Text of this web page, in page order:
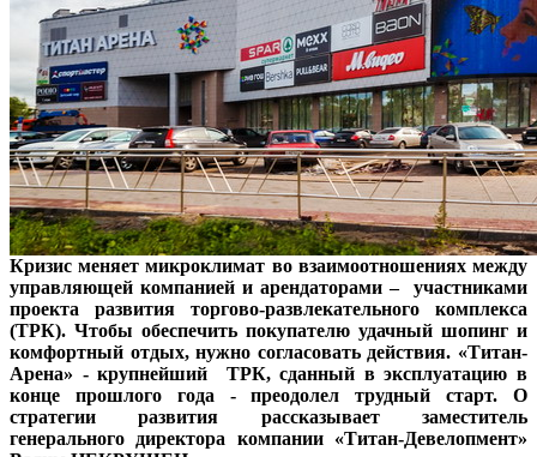
Кризис меняет микроклимат во взаимоотношениях между
управляющей компанией и арендаторами – участниками
проекта развития торгово-развлекательного комплекса
(ТРК). Чтобы обеспечить покупателю удачный шопинг и
комфортный отдых, нужно согласовать действия. «Титан-
Арена» - крупнейший ТРК, сданный в эксплуатацию в
конце прошлого года - преодолел трудный старт. О
стратегии развития рассказывает заместитель
генерального директора компании «Титан-Девелопмент»